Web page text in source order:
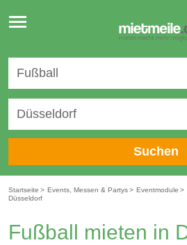
Toggle
navigation
Suchen
Startseite > Events, Messen & Partys> Eventmodule >
Düsseldorf
Fußball mieten in